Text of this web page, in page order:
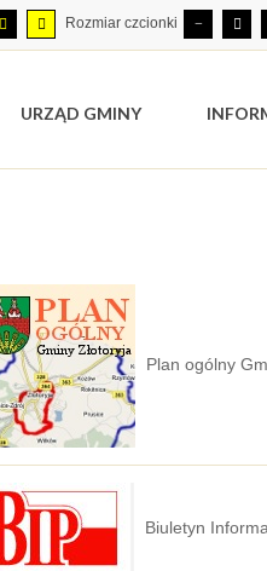
Rozmiar czcionki
URZĄD GMINY
Plan ogólny
Biuletyn